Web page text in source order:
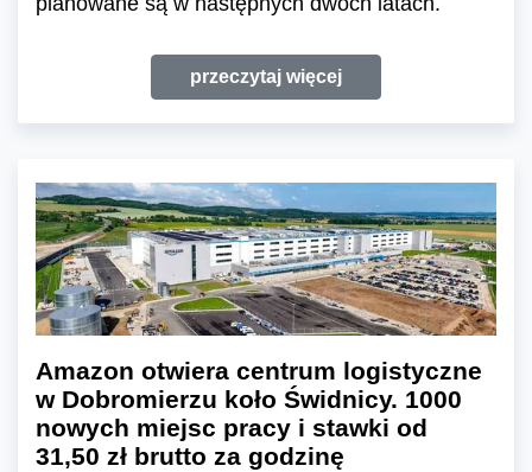
przeczytaj więcej
Amazon otwiera centrum logistyczne
w Dobromierzu koło Świdnicy. 1000
nowych miejsc pracy i stawki od
31,50 zł brutto za godzinę